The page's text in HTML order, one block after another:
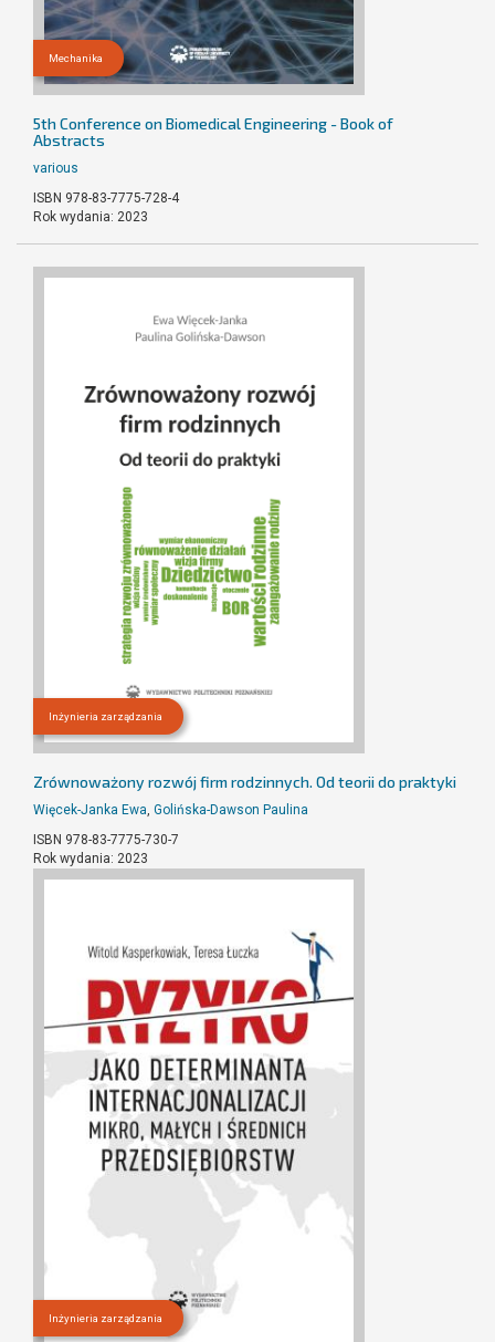
Mechanika
5th Conference on Biomedical Engineering - Book of
Abstracts
various
ISBN 978-83-7775-728-4
Rok wydania: 2023
Inżynieria zarządzania
Zrównoważony rozwój firm rodzinnych. Od teorii do praktyki
Więcek-Janka Ewa, Golińska-Dawson Paulina
ISBN 978-83-7775-730-7
Rok wydania: 2023
Inżynieria zarządzania